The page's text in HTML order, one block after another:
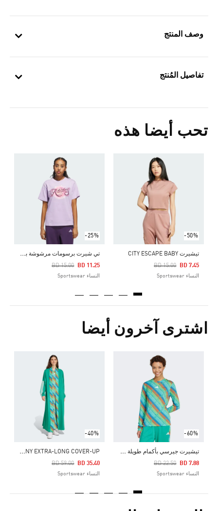
وصف المنتج
تفاصيل المُنتج
تحب أيضا هذه
-50%
تيشيرت CITY ESCAPE BABY
Price Reduced From
BD 15.00
To BD 7.45
النساء Sportswear
-25%
ت
ي شيرت برسومات مرشوشة بالهواء
Price Reduced From
BD 15.00
To BD 11.25
النساء Sportswear
Price Reduced From
اشترى آخرون أيضا
-60%
ت
يشيرت جيرسي بأكمام طويلة EMERGING HARMONY
Price Reduced From
BD 22.50
To BD 7.88
النساء Sportswear
-40%
E
MERGING HARMONY EXTRA-LONG COVER-UP
Price Reduced From
BD 59.00
To BD 35.40
النساء Sportswear
Price Reduced From
To